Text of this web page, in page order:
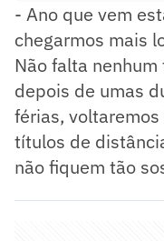
- Ano que vem
chegarmos mais
Não falta
depois de umas
férias,
títulos de
não fiquem tão